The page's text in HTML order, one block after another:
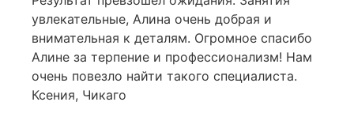
увлекательные, Алина очень добрая и
внимательная к деталям. Огромное спасибо
Алине за терпение и профессионализм! Нам
очень повезло найти такого специалиста.
Ксения, Чикаго